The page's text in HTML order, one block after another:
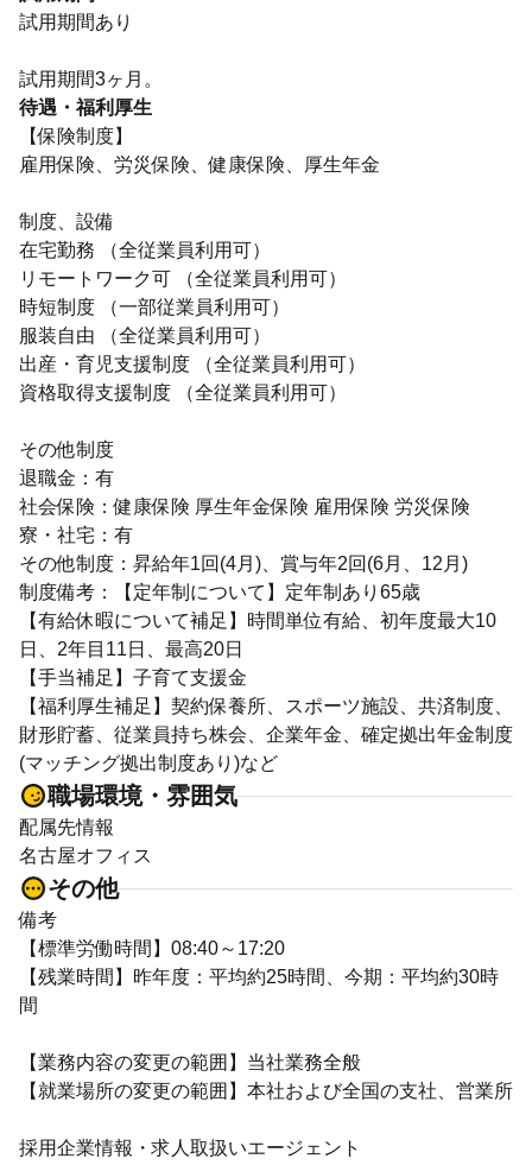
試用期間あり
試用期間3ヶ月。
待遇・福利厚生
【保険制度】
雇用保険、労災保険、健康保険、厚生年金
制度、設備
在宅勤務 （全従業員利用可）
リモートワーク可 （全従業員利用可）
時短制度 （一部従業員利用可）
服装自由 （全従業員利用可）
出産・育児支援制度 （全従業員利用可）
資格取得支援制度 （全従業員利用可）
その他制度
退職金：有
社会保険：健康保険 厚生年金保険 雇用保険 労災保険
寮・社宅：有
その他制度：昇給年1回(4月)、賞与年2回(6月、12月)
制度備考：【定年制について】定年制あり65歳
【有給休暇について補足】時間単位有給、初年度最大10
日、2年目11日、最高20日
【手当補足】子育て支援金
【福利厚生補足】契約保養所、スポーツ施設、共済制度、
財形貯蓄、従業員持ち株会、企業年金、確定拠出年金制度
(マッチング拠出制度あり)など
職場環境・雰囲気
配属先情報
名古屋オフィス
その他
備考
【標準労働時間】08:40～17:20
【残業時間】昨年度：平均約25時間、今期：平均約30時
間
【業務内容の変更の範囲】当社業務全般
【就業場所の変更の範囲】本社および全国の支社、営業所
採用企業情報・求人取扱いエージェント